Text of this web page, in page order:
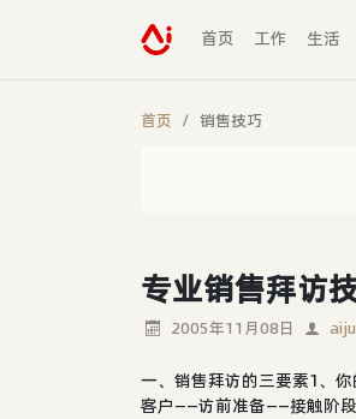
首页 工作 生活
首页 销售技巧
专业销售拜访
2005年11月08日
一、销售拜访的三要素1、
客户——访前准备——接触阶